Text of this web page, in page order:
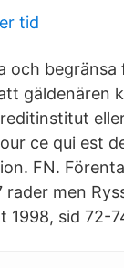
tid
begränsa
gäldenären
ce qui est
FN.
rader men
1998, sid 72-